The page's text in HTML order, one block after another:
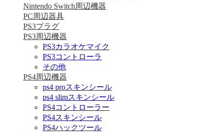
Nintendo Switch周辺機器
PC周辺器具
PS3プラグ
PS3周辺機器
PS3カラオケマイク
PS3コントローラ
その他
PS4周辺機器
ps4 proスキンシール
ps4 slimスキンシール
PS4コントローラー
PS4スキンシール
PS4ハックツール